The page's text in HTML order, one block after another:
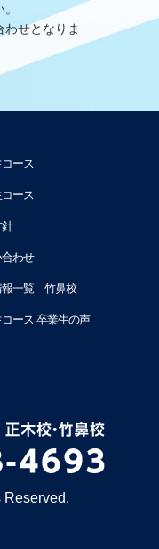
せとなりま
ース
ース
わせ
報一覧 竹鼻校
ース 卒業生の声